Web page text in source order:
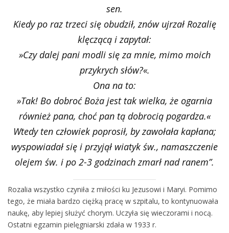
sen.
Kiedy po raz trzeci się obudził, znów ujrzał Rozalię
klęczącą i zapytał:
»Czy dalej pani modli się za mnie, mimo moich
przykrych słów?«.
Ona na to:
»Tak! Bo dobroć Boża jest tak wielka, że ogarnia
również pana, choć pan tą dobrocią pogardza.«
Wtedy ten człowiek poprosił, by zawołała kapłana;
wyspowiadał się i przyjął wiatyk św., namaszczenie
olejem św. i po 2-3 godzinach zmarł nad ranem”.
Rozalia wszystko czyniła z miłości ku Jezusowi i Maryi. Pomimo
tego, że miała bardzo ciężką pracę w szpitalu, to kontynuowała
naukę, aby lepiej służyć chorym. Uczyła się wieczorami i nocą.
Ostatni egzamin pielęgniarski zdała w 1933 r.